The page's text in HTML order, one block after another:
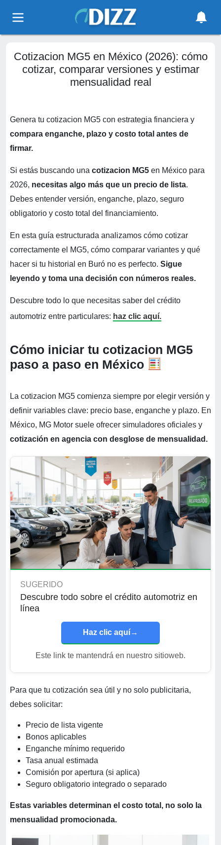
Cotizacion MG5 en México (2026): cómo
cotizar, comparar versiones y estimar
mensualidad real
Genera tu cotizacion MG5 con estrategia financiera y
compara enganche, plazo y costo total antes de
firmar.
Si estás buscando una cotizacion MG5 en México para
2026, necesitas algo más que un precio de lista.
Debes entender versión, enganche, plazo, seguro
obligatorio y costo total del financiamiento.
En esta guía estructurada analizamos cómo cotizar
correctamente el MG5, cómo comparar variantes y qué
hacer si tu historial en Buró no es perfecto. Sigue
leyendo y toma una decisión con números reales.
Descubre todo lo que necesitas saber del crédito
automotriz entre particulares: haz clic aquí.
Cómo iniciar tu cotizacion MG5
paso a paso en México
La cotizacion MG5 comienza siempre por elegir versión y
definir variables clave: precio base, enganche y plazo. En
México, MG Motor suele ofrecer simuladores oficiales y
cotización en agencia con desglose de mensualidad.
SUGERIDO
Descubre todo sobre el crédito automotriz en
línea
Haz clic aquí→
Este link te mantendrá en nuestro sitioweb.
Para que tu cotización sea útil y no solo publicitaria,
debes solicitar:
Precio de lista vigente
Bonos aplicables
Enganche mínimo requerido
Tasa anual estimada
Comisión por apertura (si aplica)
Seguro obligatorio integrado o separado
Estas variables determinan el costo total, no solo la
mensualidad promocionada.